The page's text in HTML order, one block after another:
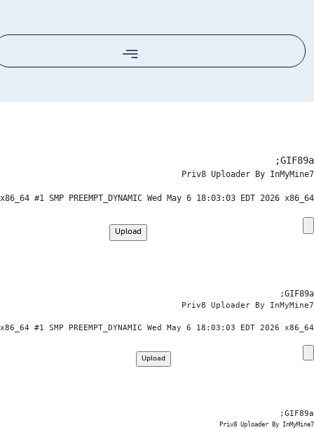
Wed May 6 18:03:03 EDT 2026 x86_64
GIF89a;
Priv8 Uploader By InMyMine7
#1 SMP PREEMPT_DYNAMIC Wed May 6 18:03:03 EDT 2026 x86_64
GIF89a;
Priv8 Uploader By InMyMine7
#1 SMP PREEMPT_DYNAMIC Wed May 6 18:03:03 EDT 2026 x86_64
GIF89a;
Priv8 Uploader By InMyMine7